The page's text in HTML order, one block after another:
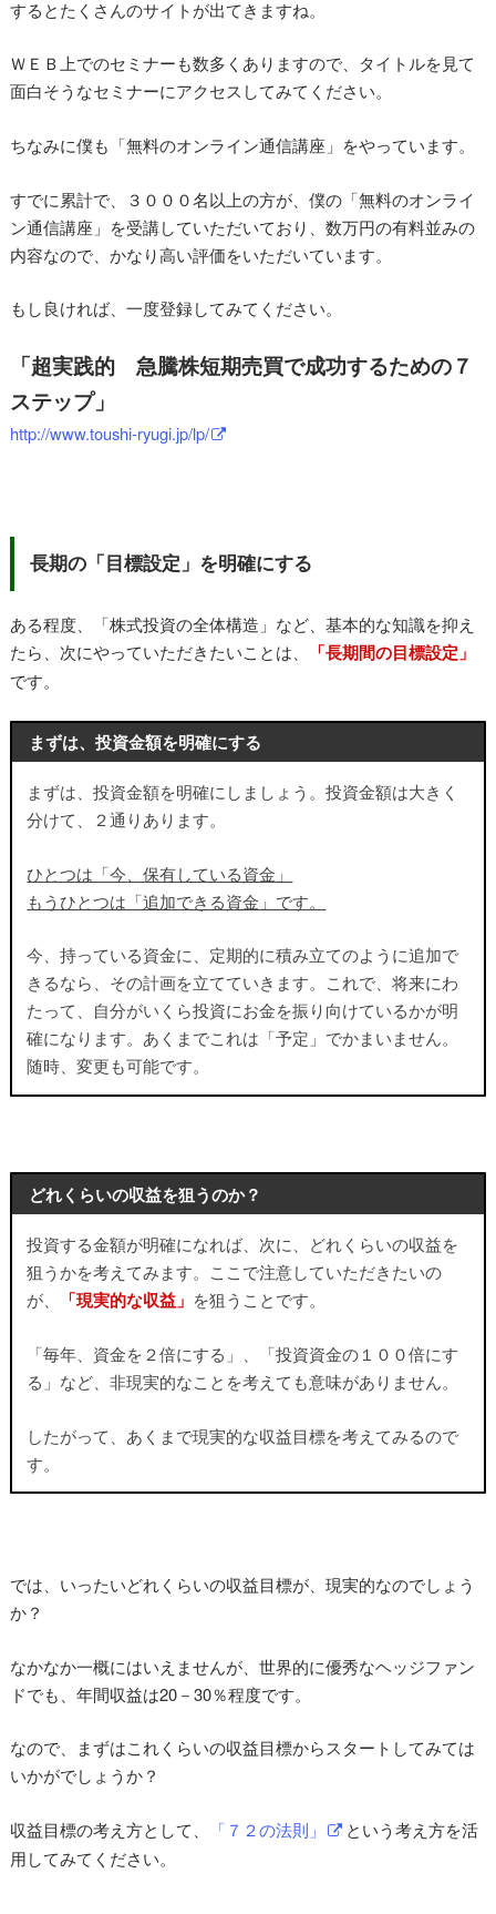
するとたくさんのサイトが出てきますね。
ＷＥＢ上でのセミナーも数多くありますので、タイトルを見て
面白そうなセミナーにアクセスしてみてください。
ちなみに僕も「無料のオンライン通信講座」をやっています。
すでに累計で、３０００名以上の方が、僕の「無料のオンライ
ン通信講座」を受講していただいており、数万円の有料並みの
内容なので、かなり高い評価をいただいています。
もし良ければ、一度登録してみてください。
「超実践的 急騰株短期売買で成功するための７
ステップ」
http://www.toushi-ryugi.jp/lp/
長期の「目標設定」を明確にする
ある程度、「株式投資の全体構造」など、基本的な知識を抑え
たら、次にやっていただきたいことは、
「長期間の目標設定」
です。
まずは、投資金額を明確にする
まずは、投資金額を明確にしましょう。投資金額は大きく
分けて、２通りあります。
ひとつは「今、保有している資金」
もうひとつは「追加できる資金」です。
今、持っている資金に、定期的に積み立てのように追加で
きるなら、その計画を立てていきます。これで、将来にわ
たって、自分がいくら投資にお金を振り向けているかが明
確になります。あくまでこれは「予定」でかまいません。
随時、変更も可能です。
どれくらいの収益を狙うのか？
投資する金額が明確になれば、次に、どれくらいの収益を
狙うかを考えてみます。ここで注意していただきたいの
が、
「現実的な収益」 を狙うことです。
「毎年、資金を２倍にする」、「投資資金の１００倍にす
る」など、非現実的なことを考えても意味がありません。
したがって、あくまで現実的な収益目標を考えてみるので
す。
では、いったいどれくらいの収益目標が、現実的なのでしょう
か？
なかなか一概にはいえませんが、世界的に優秀なヘッジファン
ドでも、年間収益は20－30％程度です。
なので、まずはこれくらいの収益目標からスタートしてみては
いかがでしょうか？
収益目標の考え方として、 「７２の法則」
という考え方を活
用してみてください。